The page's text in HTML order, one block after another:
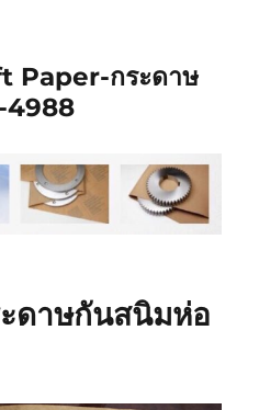
Paper-กระดาษ
4988
ดาษกันสนิมห่อ